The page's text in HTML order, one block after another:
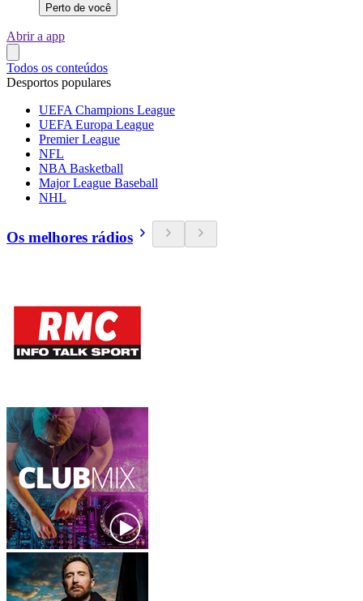
Perto de você
Abrir a app
Todos os conteúdos
Desportos populares
UEFA Champions League
UEFA Europa League
Premier League
NFL
NBA Basketball
Major League Baseball
NHL
Os melhores rádios